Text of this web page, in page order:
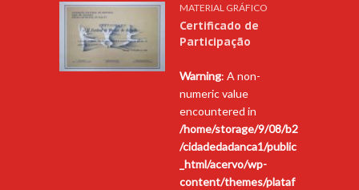
MATERIAL GRÁFICO
Certificado de
Participação
Warning: A non-
numeric value
encountered in
/home/storage/9/08/b2
/cidadedadanca1/public
_html/acervo/wp-
content/themes/plataf